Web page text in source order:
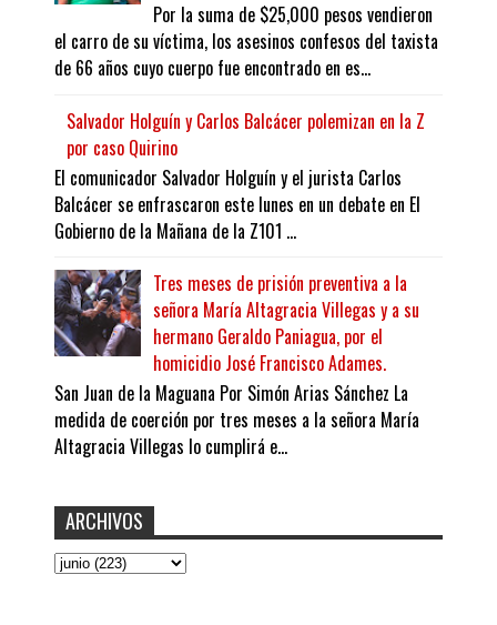
Por la suma de $25,000 pesos vendieron
el carro de su víctima, los asesinos confesos del taxista
de 66 años cuyo cuerpo fue encontrado en es...
Salvador Holguín y Carlos Balcácer polemizan en la Z
por caso Quirino
El comunicador Salvador Holguín y el jurista Carlos
Balcácer se enfrascaron este lunes en un debate en El
Gobierno de la Mañana de la Z101 ...
Tres meses de prisión preventiva a la
señora María Altagracia Villegas y a su
hermano Geraldo Paniagua, por el
homicidio José Francisco Adames.
San Juan de la Maguana Por Simón Arias Sánchez La
medida de coerción por tres meses a la señora María
Altagracia Villegas lo cumplirá e...
ARCHIVOS